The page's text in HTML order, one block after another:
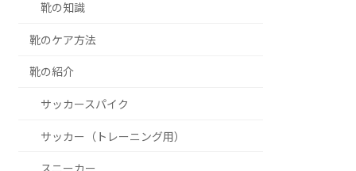
靴の知識
靴のケア方法
靴の紹介
サッカースパイク
サッカー（トレーニング用）